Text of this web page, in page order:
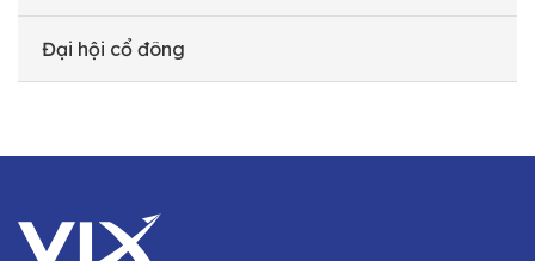
Đại hội cổ đông